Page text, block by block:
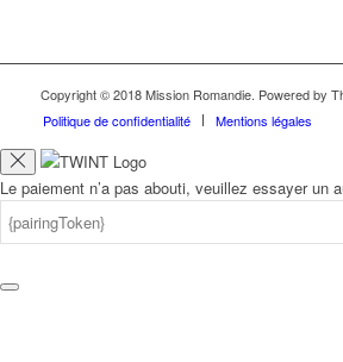
Copyright © 2018 Mission Romandie. Powered by
Politique de confidentialité
Mentions légales
Le paiement n’a pas abouti, veuillez essayer un